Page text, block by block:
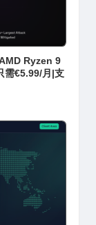
Ryzen 9
需€5.99/月|支